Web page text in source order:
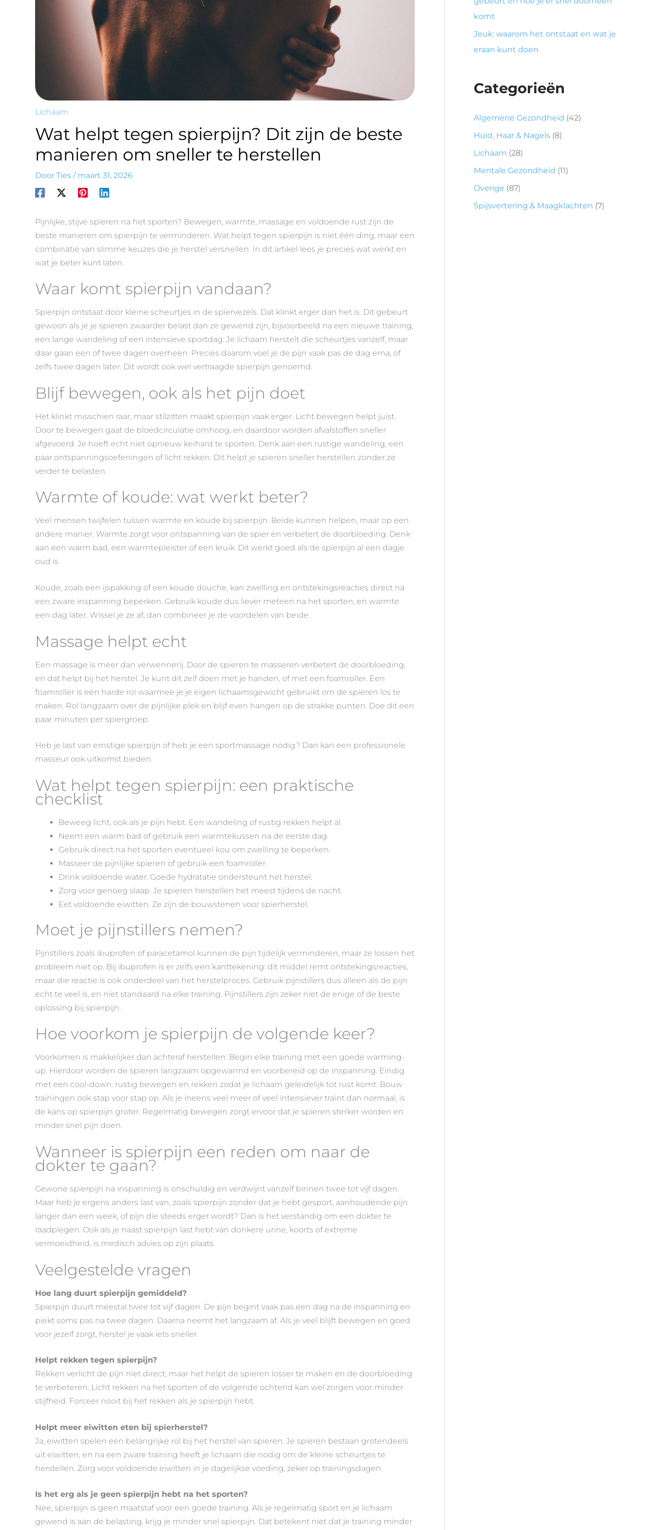
Lichaam
Wat helpt tegen spierpijn? Dit zijn de beste
manieren om sneller te herstellen
Door Ties / maart 31, 2026
Pijnlijke, stijve spieren na het sporten? Bewegen, warmte, massage en voldoende rust zijn de
beste manieren om spierpijn te verminderen. Wat helpt tegen spierpijn is niet één ding, maar een
combinatie van slimme keuzes die je herstel versnellen. In dit artikel lees je precies wat werkt en
wat je beter kunt laten.
Waar komt spierpijn vandaan?
Spierpijn ontstaat door kleine scheurtjes in de spiervezels. Dat klinkt erger dan het is. Dit gebeurt
gewoon als je je spieren zwaarder belast dan ze gewend zijn, bijvoorbeeld na een nieuwe training,
een lange wandeling of een intensieve sportdag. Je lichaam herstelt die scheurtjes vanzelf, maar
daar gaan een of twee dagen overheen. Precies daarom voel je de pijn vaak pas de dag erna, of
zelfs twee dagen later. Dit wordt ook wel vertraagde spierpijn genoemd.
Blijf bewegen, ook als het pijn doet
Het klinkt misschien raar, maar stilzitten maakt spierpijn vaak erger. Licht bewegen helpt juist.
Door te bewegen gaat de bloedcirculatie omhoog, en daardoor worden afvalstoffen sneller
afgevoerd. Je hoeft echt niet opnieuw keihard te sporten. Denk aan een rustige wandeling, een
paar ontspanningsoefeningen of licht rekken. Dit helpt je spieren sneller herstellen zonder ze
verder te belasten.
Warmte of koude: wat werkt beter?
Veel mensen twijfelen tussen warmte en koude bij spierpijn. Beide kunnen helpen, maar op een
andere manier. Warmte zorgt voor ontspanning van de spier en verbetert de doorbloeding. Denk
aan een warm bad, een warmtepleister of een kruik. Dit werkt goed als de spierpijn al een dagje
oud is.
Koude, zoals een ijspakking of een koude douche, kan zwelling en ontstekingsreacties direct na
een zware inspanning beperken. Gebruik koude dus liever meteen na het sporten, en warmte
een dag later. Wissel je ze af, dan combineer je de voordelen van beide.
Massage helpt echt
Een massage is meer dan verwennerij. Door de spieren te masseren verbetert de doorbloeding,
en dat helpt bij het herstel. Je kunt dit zelf doen met je handen, of met een foamroller. Een
foamroller is een harde rol waarmee je je eigen lichaamsgewicht gebruikt om de spieren los te
maken. Rol langzaam over de pijnlijke plek en blijf even hangen op de strakke punten. Doe dit een
paar minuten per spiergroep.
Heb je last van ernstige spierpijn of heb je een sportmassage nodig? Dan kan een professionele
masseur ook uitkomst bieden.
Wat helpt tegen spierpijn: een praktische
checklist
Beweeg licht, ook als je pijn hebt. Een wandeling of rustig rekken helpt al.
Neem een warm bad of gebruik een warmtekussen na de eerste dag.
Gebruik direct na het sporten eventueel kou om zwelling te beperken.
Masseer de pijnlijke spieren of gebruik een foamroller.
Drink voldoende water. Goede hydratatie ondersteunt het herstel.
Zorg voor genoeg slaap. Je spieren herstellen het meest tijdens de nacht.
Eet voldoende eiwitten. Ze zijn de bouwstenen voor spierherstel.
Moet je pijnstillers nemen?
Pijnstillers zoals ibuprofen of paracetamol kunnen de pijn tijdelijk verminderen, maar ze lossen het
probleem niet op. Bij ibuprofen is er zelfs een kanttekening: dit middel remt ontstekingsreacties,
maar die reactie is ook onderdeel van het herstelproces. Gebruik pijnstillers dus alleen als de pijn
echt te veel is, en niet standaard na elke training. Pijnstillers zijn zeker niet de enige of de beste
oplossing bij spierpijn.
Hoe voorkom je spierpijn de volgende keer?
Voorkomen is makkelijker dan achteraf herstellen. Begin elke training met een goede warming-
up. Hierdoor worden de spieren langzaam opgewarmd en voorbereid op de inspanning. Eindig
met een cool-down: rustig bewegen en rekken zodat je lichaam geleidelijk tot rust komt. Bouw
trainingen ook stap voor stap op. Als je ineens veel meer of veel intensiever traint dan normaal, is
de kans op spierpijn groter. Regelmatig bewegen zorgt ervoor dat je spieren sterker worden en
minder snel pijn doen.
Wanneer is spierpijn een reden om naar de
dokter te gaan?
Gewone spierpijn na inspanning is onschuldig en verdwijnt vanzelf binnen twee tot vijf dagen.
Maar heb je ergens anders last van, zoals spierpijn zonder dat je hebt gesport, aanhoudende pijn
langer dan een week, of pijn die steeds erger wordt? Dan is het verstandig om een dokter te
raadplegen. Ook als je naast spierpijn last hebt van donkere urine, koorts of extreme
vermoeidheid, is medisch advies op zijn plaats.
Veelgestelde vragen
Hoe lang duurt spierpijn gemiddeld?
Spierpijn duurt meestal twee tot vijf dagen. De pijn begint vaak pas een dag na de inspanning en
piekt soms pas na twee dagen. Daarna neemt het langzaam af. Als je veel blijft bewegen en goed
voor jezelf zorgt, herstel je vaak iets sneller.
Helpt rekken tegen spierpijn?
Rekken verlicht de pijn niet direct, maar het helpt de spieren losser te maken en de doorbloeding
te verbeteren. Licht rekken na het sporten of de volgende ochtend kan wel zorgen voor minder
stijfheid. Forceer nooit bij het rekken als je spierpijn hebt.
Helpt meer eiwitten eten bij spierherstel?
Ja, eiwitten spelen een belangrijke rol bij het herstel van spieren. Je spieren bestaan grotendeels
uit eiwitten, en na een zware training heeft je lichaam die nodig om de kleine scheurtjes te
herstellen. Zorg voor voldoende eiwitten in je dagelijkse voeding, zeker op trainingsdagen.
Is het erg als je geen spierpijn hebt na het sporten?
Nee, spierpijn is geen maatstaf voor een goede training. Als je regelmatig sport en je lichaam
gewend is aan de belasting, krijg je minder snel spierpijn. Dat betekent niet dat je training minder
komt
Jeuk: waarom het ontstaat en wat je
eraan kunt doen
Categorieën
Algemene Gezondheid (42)
Huid, Haar & Nagels (8)
Lichaam (28)
Mentale Gezondheid (11)
Overige (87)
Spijsvertering & Maagklachten (7)